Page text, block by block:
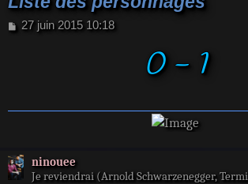
M
e
27 juin 2015 10:18
0 - 1
ninouee
Je reviendrai (Arnold Schwarzenegger,